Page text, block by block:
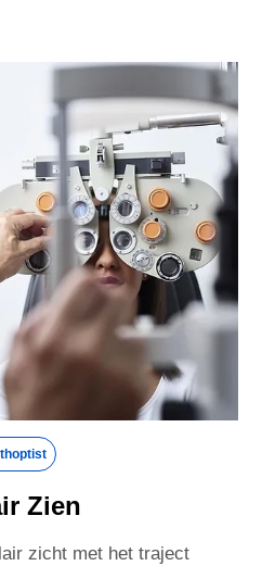
Croatia
Czech Republic
Egypt
Finland
Georgia
Greece
Indonesia
Zien
zicht met het traject